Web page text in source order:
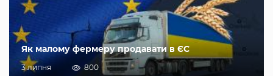
Як малому фермеру продавати в ЄС
3 липня 800